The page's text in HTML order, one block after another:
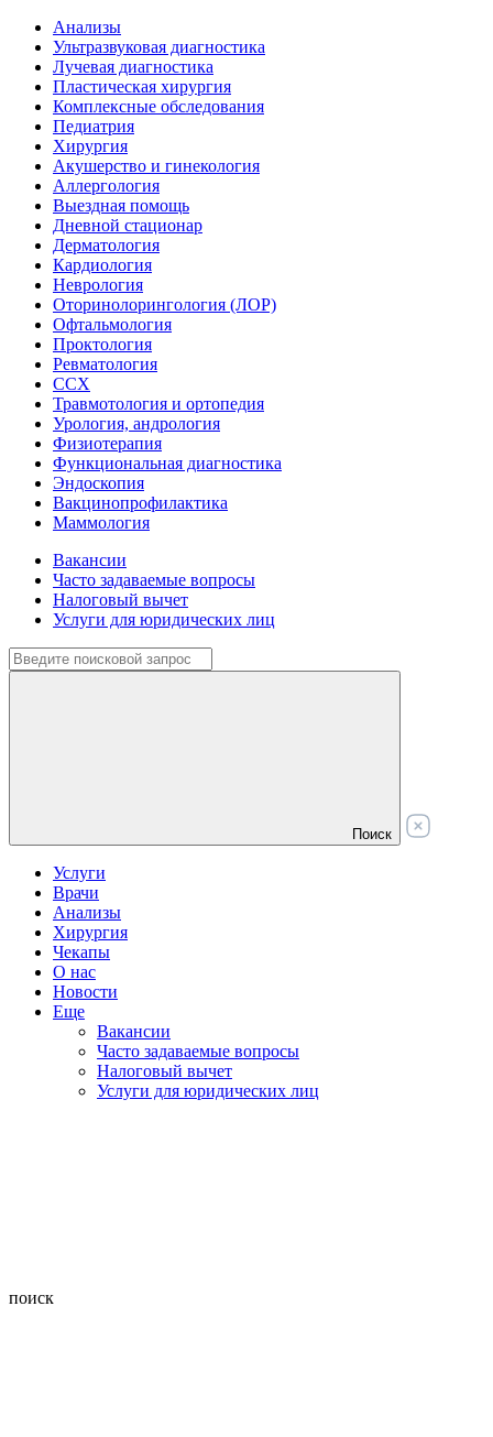
Анализы
Ультразвуковая диагностика
Лучевая диагностика
Пластическая хирургия
Комплексные обследования
Педиатрия
Хирургия
Акушерство и гинекология
Аллергология
Выездная помощь
Дневной стационар
Дерматология
Кардиология
Неврология
Оторинолорингология (ЛОР)
Офтальмология
Проктология
Ревматология
ССХ
Травмотология и ортопедия
Урология, андрология
Физиотерапия
Функциональная диагностика
Эндоскопия
Вакцинопрофилактика
Маммология
Вакансии
Часто задаваемые вопросы
Налоговый вычет
Услуги для юридических лиц
Поиск
Услуги
Врачи
Анализы
Хирургия
Чекапы
О нас
Новости
Еще
Вакансии
Часто задаваемые вопросы
Налоговый вычет
Услуги для юридических лиц
поиск